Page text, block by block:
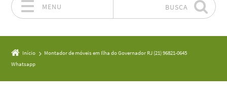
MENU BUSCA
Início
Montador de móveis em Ilha do Governador RJ (21) 96821-0645
Whatsapp